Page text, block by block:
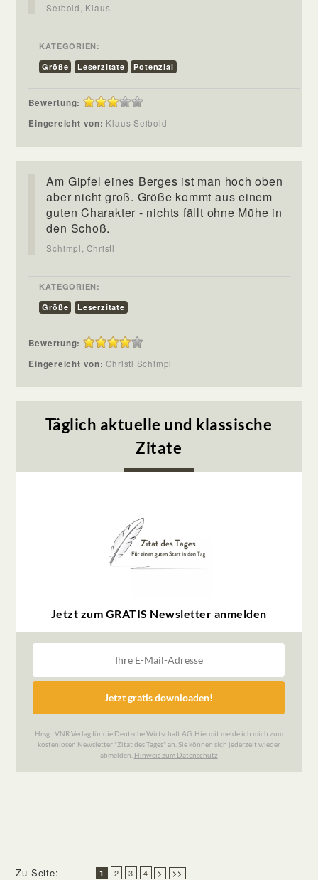
Seibold, Klaus
KATEGORIEN:
Größe
Leserzitate Potenzial
Bewertung:
Eingereicht von: Klaus Seibold
Am Gipfel eines Berges ist man hoch oben
aber nicht groß. Größe kommt aus einem
guten Charakter - nichts fällt ohne Mühe in
den Schoß.
Schimpl, Christl
KATEGORIEN:
Größe
Leserzitate
Bewertung:
Eingereicht von:Christl Schimpl
Zu Seite: 1 2 3 4 > >>